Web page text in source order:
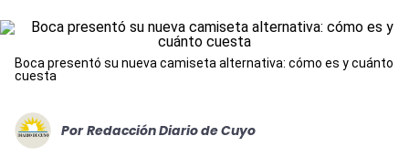
Boca presentó su nueva camiseta alternativa: cómo es y cuánto
cuesta
Por Redacción Diario de Cuyo